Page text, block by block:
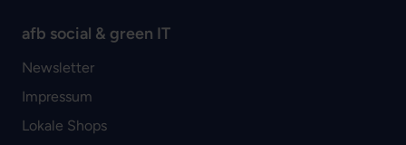
afb social & green IT
Newsletter
Impressum
Lokale Shops